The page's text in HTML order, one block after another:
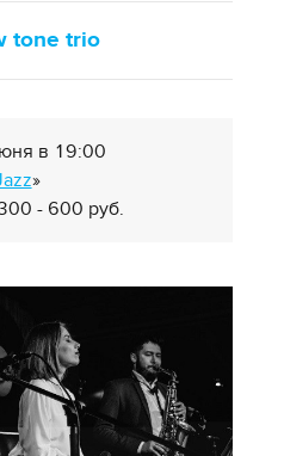
tone trio
в 19:00
»
- 600 руб.